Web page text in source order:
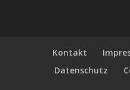
Kontakt
Datenschutz